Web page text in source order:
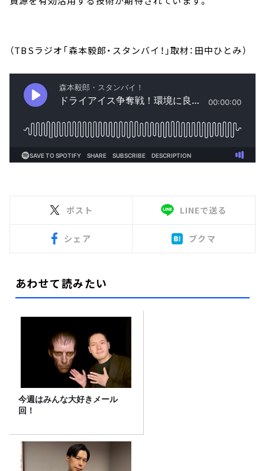
（TBSラジオ「森本毅郎・スタンバイ！」取材：田中ひとみ）
ポスト LINEで送る
シェア ブクマ
あわせて読みたい
今週はみんな大好きメール
回！